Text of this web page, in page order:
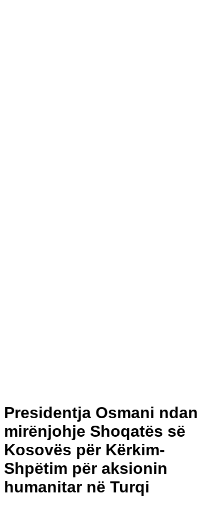
Presidentja Osmani ndan
mirënjohje Shoqatës së
Kosovës për Kërkim-
Shpëtim për aksionin
humanitar në Turqi